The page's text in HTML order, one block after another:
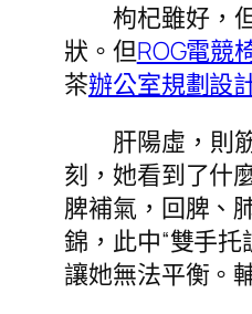
枸杞雖好，
狀。但ROG電競
茶辦公室規劃設
肝陽虛，則
刻，她看到了什
脾補氣，回脾、
錦，此中“雙手
讓她無法平衡。